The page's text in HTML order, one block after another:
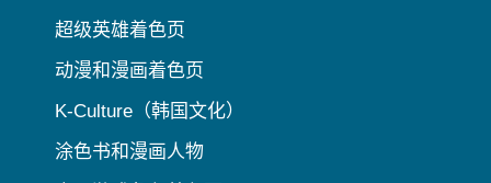
超级英雄着色页
动漫和漫画着色页
K-Culture（韩国文化）
涂色书和漫画人物